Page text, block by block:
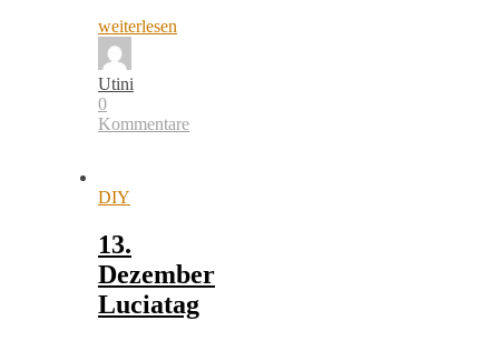
weiterlesen
Utini
0
Kommentare
DIY
13.
Dezember
Luciatag